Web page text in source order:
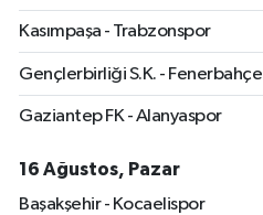
Kasımpaşa - Trabzonspor
Gençlerbirliği S.K. - Fenerbahçe
Gaziantep FK - Alanyaspor
16 Ağustos, Pazar
Başakşehir - Kocaelispor